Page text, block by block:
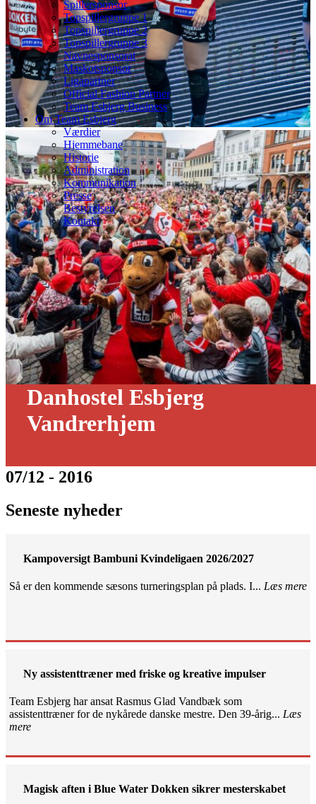
Spillersponsor
Topspillergruppe 1
Topspillergruppe 2
Topspillergruppe 3
Navnesponsorat
Maskotsponsor
Ligapartner
Official Fashion Partner
Team Esbjerg Business
Om Team Esbjerg
Værdier
Hjemmebane
Historie
Administration
Kommunikation
Presse
Bestyrelsen
Kontakt
Danhostel Esbjerg
Vandrerhjem
07/12 - 2016
Seneste nyheder
Kampoversigt Bambuni Kvindeligaen 2026/2027
Så er den kommende sæsons turneringsplan på plads. I... Læs mere
Ny assistenttræner med friske og kreative impulser
Team Esbjerg har ansat Rasmus Glad Vandbæk som
assistenttræner for de nykårede danske mestre. Den 39-årig... Læs
mere
Magisk aften i Blue Water Dokken sikrer mesterskabet